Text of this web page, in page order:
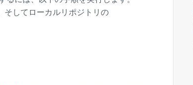
そしてローカルリポジトリの